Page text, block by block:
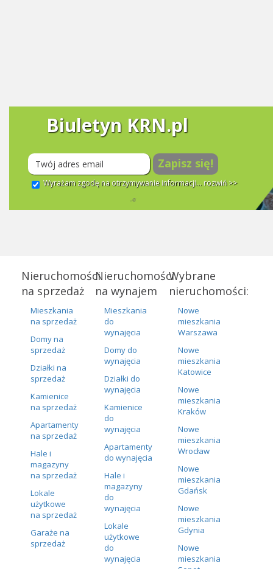
Biuletyn KRN.pl
Zapisz się!
Wyrażam zgodę na otrzymywanie informacji... rozwiń >>
Nieruchomości
na sprzedaż
Mieszkania
na sprzedaż
Domy na
sprzedaż
Działki na
sprzedaż
Kamienice
na sprzedaż
Apartamenty
na sprzedaż
Hale i
magazyny
na sprzedaż
Lokale
użytkowe
na sprzedaż
Garaże na
sprzedaż
Nieruchomości
na wynajem
Mieszkania
do
wynajęcia
Domy do
wynajęcia
Działki do
wynajęcia
Kamienice
do
wynajęcia
Apartamenty
do wynajęcia
Hale i
magazyny
do
wynajęcia
Lokale
użytkowe
do
wynajęcia
Wybrane
nieruchomości:
Nowe
mieszkania
Warszawa
Nowe
mieszkania
Katowice
Nowe
mieszkania
Kraków
Nowe
mieszkania
Wrocław
Nowe
mieszkania
Gdańsk
Nowe
mieszkania
Gdynia
Nowe
mieszkania